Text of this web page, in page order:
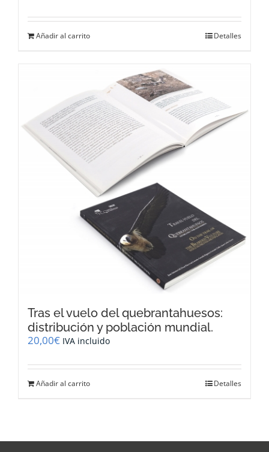
Añadir al carrito Detalles
Tras el vuelo del quebrantahuesos:
distribución y población mundial.
20,00€ IVA incluido
Añadir al carrito Detalles